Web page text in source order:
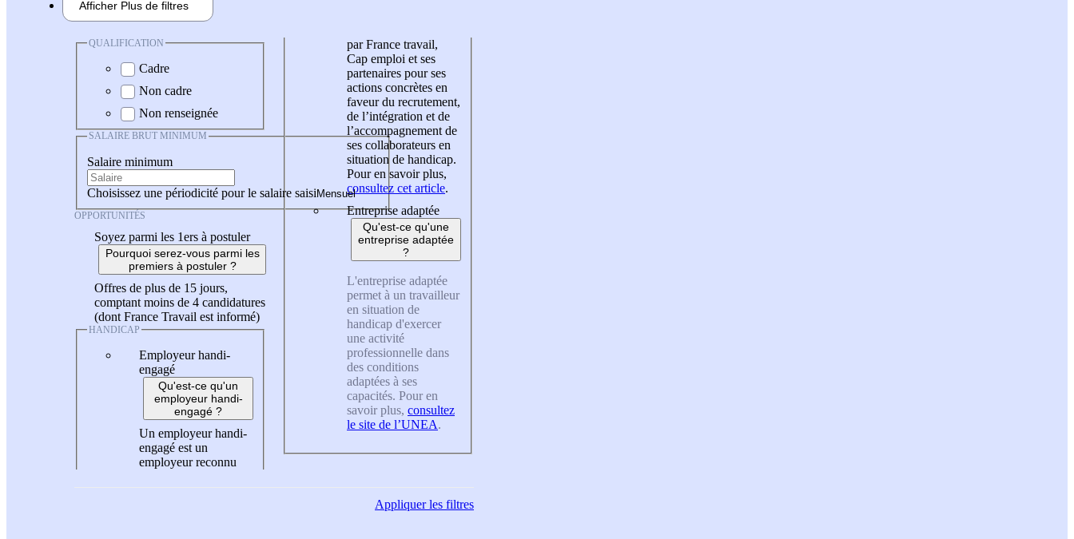
Afficher Plus de filtres
QUALIFICATION
Cadre
Non cadre
Non renseignée
SALAIRE BRUT MINIMUM
Salaire minimum
Choisissez une périodicité pour le salaire saisi
OPPORTUNITÉS
Soyez parmi les 1ers à postuler
Pourquoi serez-vous parmi les
premiers à postuler ?
Offres de plus de 15 jours,
comptant moins de 4 candidatures
(dont France Travail est informé)
HANDICAP
Employeur handi-
engagé
Qu'est-ce qu'un
employeur handi-
engagé ?
Un employeur handi-
engagé est un
employeur reconnu
par France travail,
Cap emploi et ses
partenaires pour ses
actions concrètes en
faveur du recrutement,
de l’intégration et de
l’accompagnement de
ses collaborateurs en
situation de handicap.
Pour en savoir plus,
consultez cet article.
Entreprise adaptée
Qu'est-ce qu'une
entreprise adaptée
?
L'entreprise adaptée
permet à un travailleur
en situation de
handicap d'exercer
une activité
professionnelle dans
des conditions
adaptées à ses
capacités. Pour en
savoir plus, consultez
le site de l’UNEA.
Appliquerles filtres